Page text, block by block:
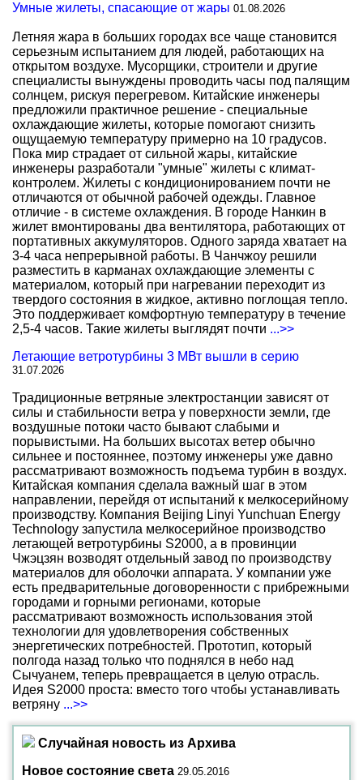
Умные жилеты, спасающие от жары 01.08.2026
Летняя жара в больших городах все чаще становится
серьезным испытанием для людей, работающих на
открытом воздухе. Мусорщики, строители и другие
специалисты вынуждены проводить часы под палящим
солнцем, рискуя перегревом. Китайские инженеры
предложили практичное решение - специальные
охлаждающие жилеты, которые помогают снизить
ощущаемую температуру примерно на 10 градусов.
Пока мир страдает от сильной жары, китайские
инженеры разработали "умные" жилеты с климат-
контролем. Жилеты с кондиционированием почти не
отличаются от обычной рабочей одежды. Главное
отличие - в системе охлаждения. В городе Нанкин в
жилет вмонтированы два вентилятора, работающих от
портативных аккумуляторов. Одного заряда хватает на
3-4 часа непрерывной работы. В Чанчжоу решили
разместить в карманах охлаждающие элементы с
материалом, который при нагревании переходит из
твердого состояния в жидкое, активно поглощая тепло.
Это поддерживает комфортную температуру в течение
2,5-4 часов. Такие жилеты выглядят почти ...>>
Летающие ветротурбины 3 МВт вышли в серию
31.07.2026
Традиционные ветряные электростанции зависят от
силы и стабильности ветра у поверхности земли, где
воздушные потоки часто бывают слабыми и
порывистыми. На больших высотах ветер обычно
сильнее и постояннее, поэтому инженеры уже давно
рассматривают возможность подъема турбин в воздух.
Китайская компания сделала важный шаг в этом
направлении, перейдя от испытаний к мелкосерийному
производству. Компания Beijing Linyi Yunchuan Energy
Technology запустила мелкосерийное производство
летающей ветротурбины S2000, а в провинции
Чжэцзян возводят отдельный завод по производству
материалов для оболочки аппарата. У компании уже
есть предварительные договоренности с прибрежными
городами и горными регионами, которые
рассматривают возможность использования этой
технологии для удовлетворения собственных
энергетических потребностей. Прототип, который
полгода назад только что поднялся в небо над
Сычуанем, теперь превращается в целую отрасль.
Идея S2000 проста: вместо того чтобы устанавливать
ветряну ...>>
Случайная новость из Архива
Новое состояние света 29.05.2016